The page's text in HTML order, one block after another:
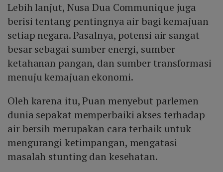
Lebih lanjut, Nusa Dua Communique juga
berisi tentang pentingnya air bagi kemajuan
setiap negara. Pasalnya, potensi air sangat
besar sebagai sumber energi, sumber
ketahanan pangan, dan sumber transformasi
menuju kemajuan ekonomi.
Oleh karena itu, Puan menyebut parlemen
dunia sepakat memperbaiki akses terhadap
air bersih merupakan cara terbaik untuk
mengurangi ketimpangan, mengatasi
masalah stunting dan kesehatan.